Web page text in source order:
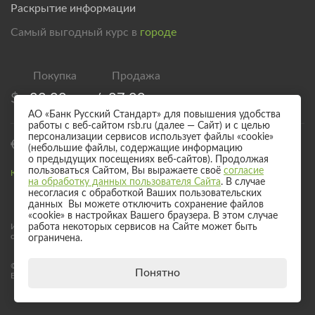
Раскрытие информации
Самый выгодный курс в городе
$ 82,00 / 87,00
€ 94,00 / 99,00
Курс валют для безналичного обмена
Информация о процентных ставках по договорам банковского вклада
с физическими лицами
© 2017 - 2026 АО «Банк Русский Стандарт». Универсальная лицензия
Банка России № 2289 выдана бессрочно 04 сентября 2024 года.
АО «Банк Русский Стандарт» для повышения удобства
работы с веб-сайтом rsb.ru (далее — Сайт) и с целью
персонализации сервисов использует файлы «cookie»
(небольшие файлы, содержащие информацию
о предыдущих посещениях веб-сайтов). Продолжая
пользоваться Сайтом, Вы выражаете своё согласие
на обработку данных пользователя Сайта. В случае
несогласия с обработкой Ваших пользовательских
данных Вы можете отключить сохранение файлов
«cookie» в настройках Вашего браузера. В этом случае
работа некоторых сервисов на Сайте может быть
ограничена.
Понятно